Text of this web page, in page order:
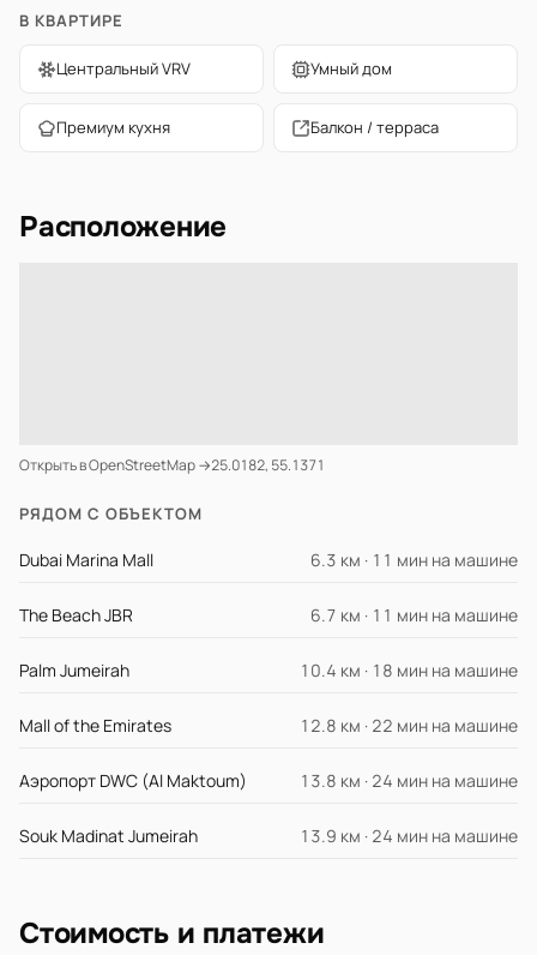
В КВАРТИРЕ
Центральный VRV Умный дом
Премиум кухня Балкон / терраса
Расположение
Открыть в OpenStreetMap →25.0182, 55.1371
РЯДОМ С ОБЪЕКТОМ
Dubai Marina Mall 6.3 км · 11 мин на машине
The Beach JBR 6.7 км · 11 мин на машине
Palm Jumeirah 10.4 км · 18 мин на машине
Mall of the Emirates 12.8 км · 22 мин на машине
Аэропорт DWC (Al Maktoum) 13.8 км · 24 мин на машине
Souk Madinat Jumeirah 13.9 км · 24 мин на машине
Стоимость и платежи